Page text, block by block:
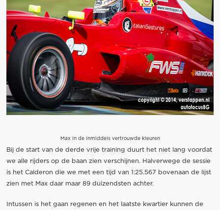
Max in de inmiddels vertrouwde kleuren
Bij de start van de derde vrije training duurt het niet lang voordat
we alle rijders op de baan zien verschijnen. Halverwege de sessie
is het Calderon die we met een tijd van 1:25.567 bovenaan de lijst
zien met Max daar maar 89 duizendsten achter.
Intussen is het gaan regenen en het laatste kwartier kunnen de